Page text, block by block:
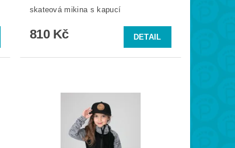
skateová mikina s kapucí
810 Kč DETAIL